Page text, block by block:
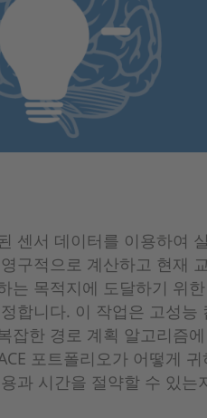
센서 데이터를 이용하여
구적으로 계산하고 현재
는 목적지에 도달하기 위한
합니다. 이 작업은 고성능
잡한 경로 계획 알고리즘에
포트폴리오가 어떻게 귀
과 시간을 절약할 수 있는